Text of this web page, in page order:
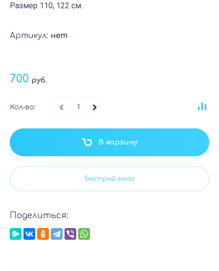
Размер 110, 122 см.
Артикул: нет
700 руб.
Кол-во:
В корзину
Быстрый заказ
Поделиться: